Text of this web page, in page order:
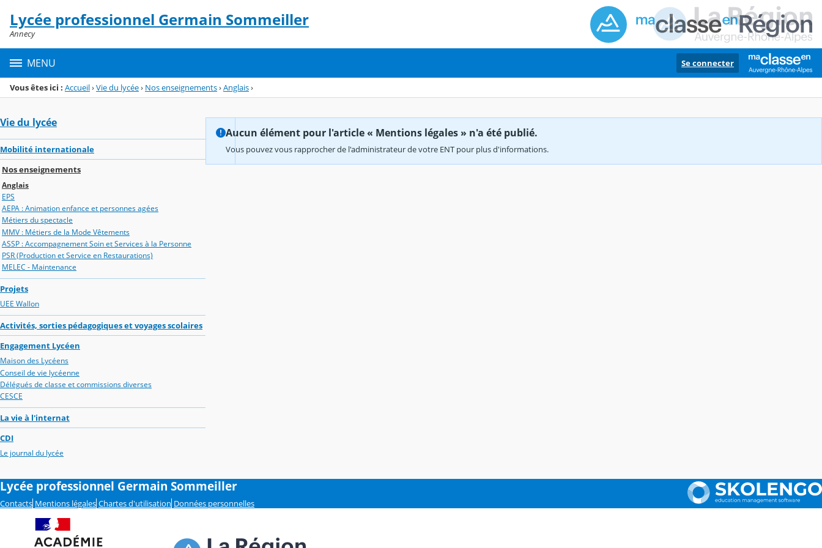
Menu de la rubrique
Contenu
Lycée professionnel Germain Sommeiller
Annecy
MENU Se connecter
Vous êtes ici : Accueil›Vie du lycée› Nos enseignements›Anglais›
Vie du lycée
Mobilité internationale
Nos enseignements
Anglais
EPS
AEPA : Animation enfance et personnes agées
Métiers du spectacle
MMV : Métiers de la Mode Vêtements
ASSP : Accompagnement Soin et Services à la Personne
PSR (Production et Service en Restaurations)
MELEC - Maintenance
Projets
UEE Wallon
Activités, sorties pédagogiques et voyages scolaires
Engagement Lycéen
Maison des Lycéens
Conseil de vie lycéenne
Délégués de classe et commissions diverses
CESCE
La vie à l'internat
CDI
Le journal du lycée
Aucun élément pour l'article « Mentions légales » n'a été publié.
Vous pouvez vous rapprocher de l'administrateur de votre ENT pour plus d'informations.
Lycée professionnel Germain Sommeiller
Contacts Mentions légales Chartes d'utilisation Données personnelles